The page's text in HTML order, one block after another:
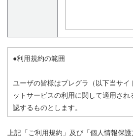
●利用規約の範囲
ユーザの皆様はプレグラ（以下当サイ
ットサービスの利用に関して適用さ
認するものとします。
この利用規約の他、当サイトからリ
上記「ご利用規約」及び「個人情報保